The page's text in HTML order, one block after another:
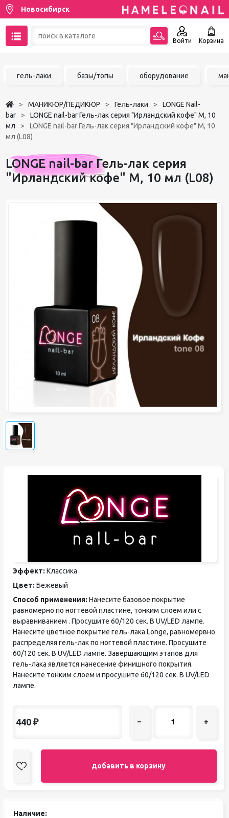
Новосибирск
Войти Корзина
Чат в MAX
Акции
Избранное
гель-лаки базы/топы оборудование
МАНИКЮР/ПЕДИКЮР Гель-лаки
LONGE Nail-
bar
LONGE nail-bar Гель-лак серия "Ирландский кофе" М, 10
мл
LONGE nail-bar Гель-лак серия "Ирландский кофе" М, 10
мл (L08)
LONGE nail-bar Гель-лак серия
"Ирландский кофе" М, 10 мл (L08)
Эффект: Классика
Цвет: Бежевый
Способ применения: Нанесите базовое покрытие
равномерно по ногтевой пластине, тонким слоем или с
выравниванием . Просушите 60/120 сек. В UV/LED лампе.
Нанесите цветное покрытие гель-лака Longe, равномервно
распределяя гель-лак по ногтевой пластине. Просушите
60/120 сек. В UV/LED лампе. Завершающим этапов для
гель-лака является нанесение финишного покрытия.
Нанесите тонким слоем и просушите 60/120 сек. В UV/LED
лампе.
440 ₽ – +
добавить в корзину
Наличие: